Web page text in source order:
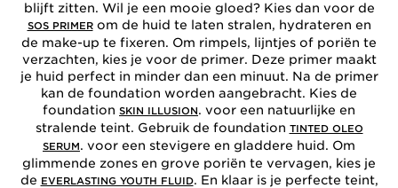
blijft zitten. Wil je een mooie gloed? Kies dan voor de
SOS PRIMERom de huid te laten stralen, hydrateren en
de make-up te fixeren. Om rimpels, lijntjes of poriën te
verzachten, kies je voor de primer. Deze primer maakt
je huid perfect in minder dan een minuut. Na de primer
kan de foundation worden aangebracht. Kies de
foundation SKIN ILLUSION. voor een natuurlijke en
stralende teint. Gebruik de foundation TINTED OLEO
SERUM. voor een stevigere en gladdere huid. Om
glimmende zones en grove poriën te vervagen, kies je
de EVERLASTING YOUTH FLUID. En klaar is je perfecte teint,